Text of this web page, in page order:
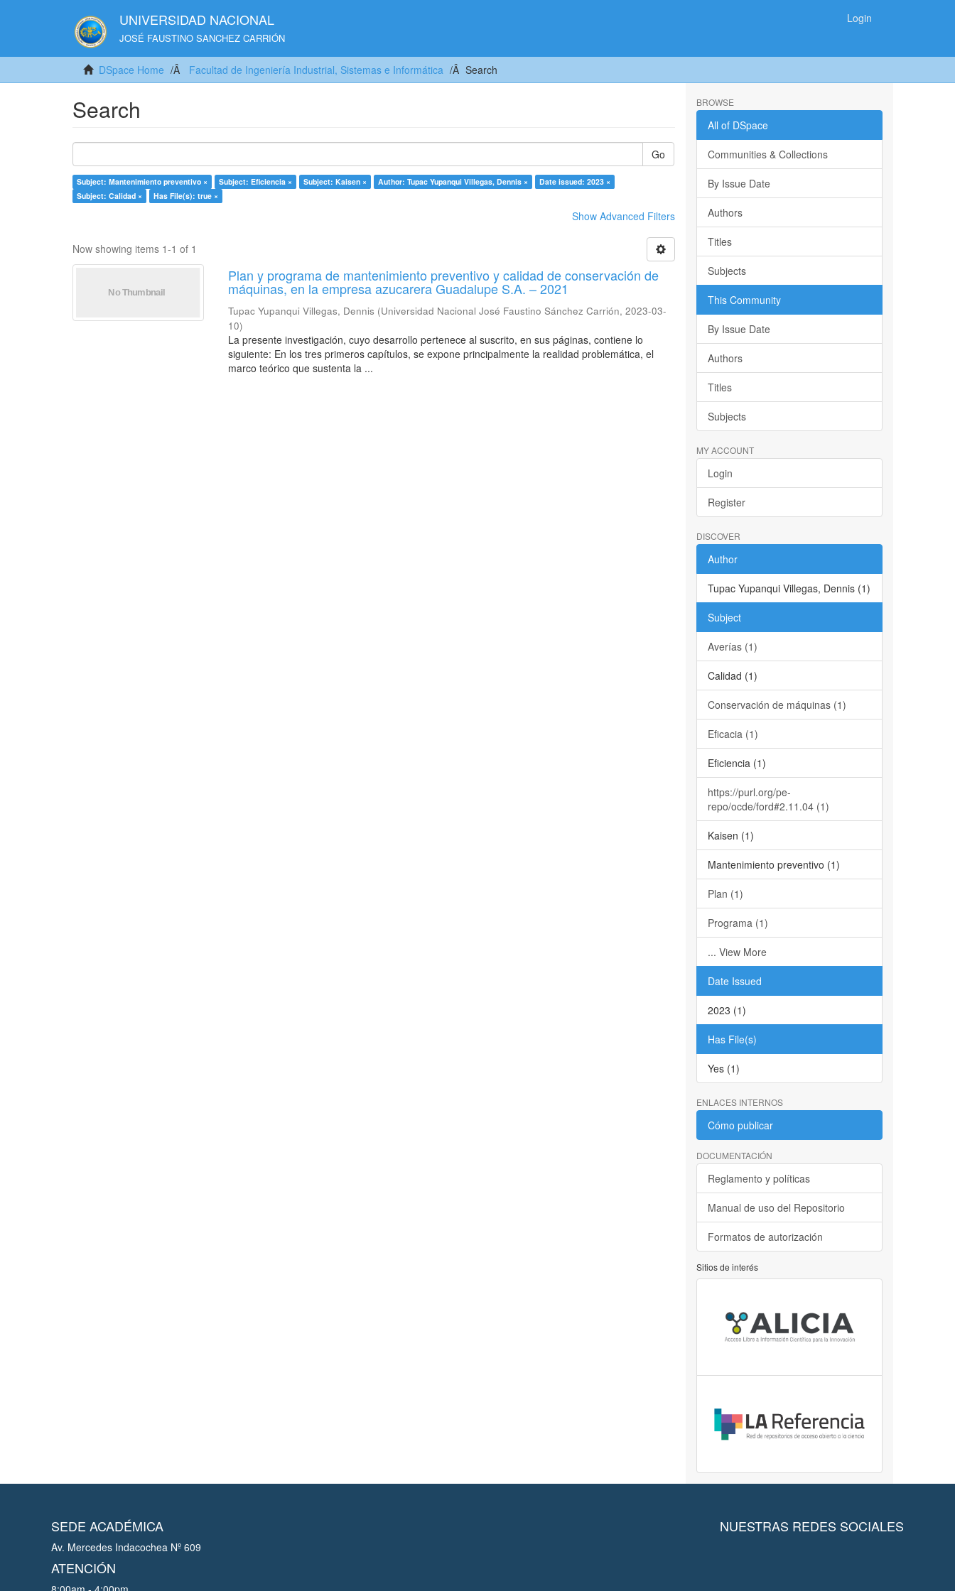
UNIVERSIDAD NACIONAL
JOSÉ FAUSTINO SANCHEZ CARRIÓN
Login
DSpace Home Facultad de Ingeniería Industrial, Sistemas e Informática Search
Search
Go
Subject: Mantenimiento preventivo × Subject: Eficiencia × Subject: Kaisen × Author: Tupac Yupanqui Villegas, Dennis ×
Date issued: 2023 ×
Subject: Calidad ×
Has File(s): true ×
Show Advanced Filters
Now showing items 1-1 of 1
Plan y programa de mantenimiento preventivo y calidad de conservación de
máquinas, en la empresa azucarera Guadalupe S.A. – 2021
Tupac Yupanqui Villegas, Dennis (Universidad Nacional José Faustino Sánchez Carrión,2023-03-
10)
La presente investigación, cuyo desarrollo pertenece al suscrito, en sus páginas, contiene lo
siguiente: En los tres primeros capítulos, se expone principalmente la realidad problemática, el
marco teórico que sustenta la ...
BROWSE
All of DSpace
Communities & Collections
By Issue Date
Authors
Titles
Subjects
This Community
By Issue Date
Authors
Titles
Subjects
MY ACCOUNT
Login
Register
DISCOVER
Author
Tupac Yupanqui Villegas, Dennis (1)
Subject
Averías (1)
Calidad (1)
Conservación de máquinas (1)
Eficacia (1)
Eficiencia (1)
https://purl.org/pe-
repo/ocde/ford#2.11.04 (1)
Kaisen (1)
Mantenimiento preventivo (1)
Plan (1)
Programa (1)
... View More
Date Issued
2023 (1)
Has File(s)
Yes (1)
ENLACES INTERNOS
Cómo publicar
DOCUMENTACIÓN
Reglamento y políticas
Manual de uso del Repositorio
Formatos de autorización
Sitios de interés
SEDE ACADÉMICA
Av. Mercedes Indacochea Nº 609
ATENCIÓN
NUESTRAS REDES SOCIALES